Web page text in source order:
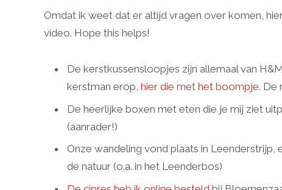
Omdat ik weet dat er altijd vragen over komen,
video. Hope this helps!
De kerstkussensloopjes zijn allemaal van
kerstman erop, hier die met het boompje. De
De heerlijke boxen met eten die je mij ziet
(aanrader!)
Onze wandeling vond plaats in
de natuur (o.a. in het Leenderbos)